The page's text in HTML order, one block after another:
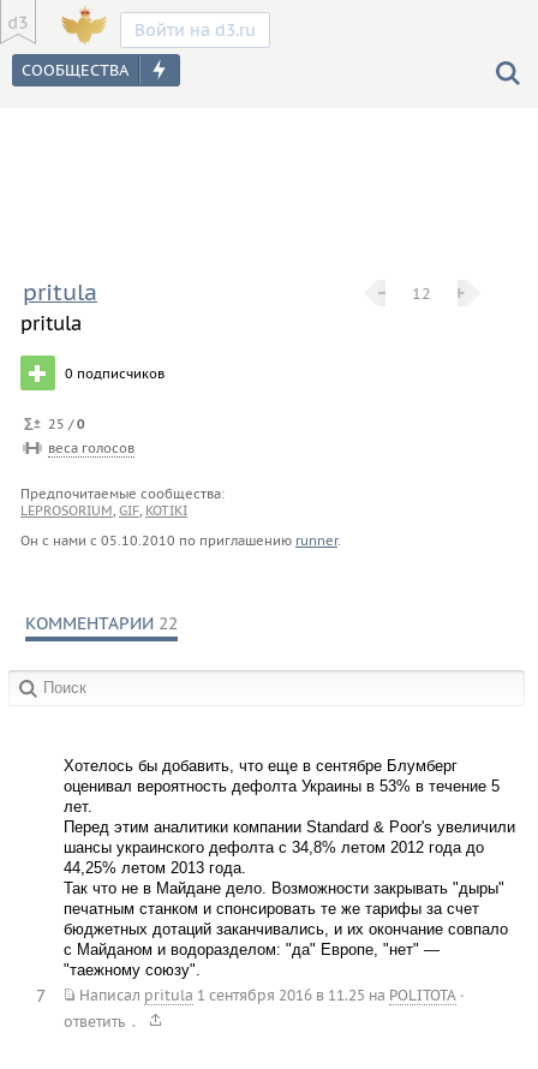
Войти на d3.ru
− 12 +
pritula
pritula
0 подписчиков
25 /0
веса голосов
Предпочитаемые сообщества:
LEPROSORIUM, GIF, KOTIKI
Он с нами с 05.10.2010 по приглашению runner.
КОММЕНТАРИИ 22
Хотелось бы добавить, что еще в сентябре Блумберг
оценивал вероятность дефолта Украины в 53% в течение 5
лет.
Перед этим аналитики компании Standard & Poor's увеличили
шансы украинского дефолта с 34,8% летом 2012 года до
44,25% летом 2013 года.
Так что не в Майдане дело. Возможности закрывать "дыры"
печатным станком и спонсировать те же тарифы за счет
бюджетных дотаций заканчивались, и их окончание совпало
с Майданом и водоразделом: "да" Европе, "нет" —
"таежному союзу".
Написал pritula 1 сентября 2016 в 11.25 на POLITOTA ·
ответить .
7